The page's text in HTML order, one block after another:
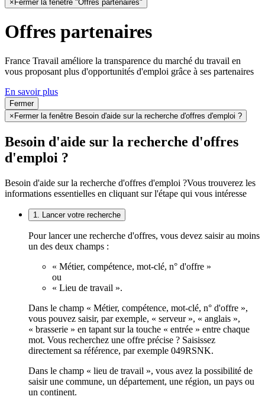
× Fermer la fenêtre "Offres partenaires"
Offres partenaires
France Travail améliore la transparence du marché du travail en
vous proposant plus d'opportunités d'emploi grâce à ses partenaires
En savoir plus
Fermer
× Fermer la fenêtre Besoin d'aide sur la recherche d'offres d'emploi ?
Besoin d'aide sur la recherche d'offres
d'emploi ?
Besoin d'aide sur la recherche d'offres d'emploi ?Vous trouverez les
informations essentielles en cliquant sur l'étape qui vous intéresse
1. Lancer votre recherche
Pour lancer une recherche d'offres, vous devez saisir au moins
un des deux champs :
« Métier, compétence, mot-clé, n° d'offre »
ou
« Lieu de travail ».
Dans le champ « Métier, compétence, mot-clé, n° d'offre »,
vous pouvez saisir, par exemple, « serveur », « anglais »,
« brasserie » en tapant sur la touche « entrée » entre chaque
mot. Vous recherchez une offre précise ? Saisissez
directement sa référence, par exemple 049RSNK.
Dans le champ « lieu de travail », vous avez la possibilité de
saisir une commune, un département, une région, un pays ou
un continent.